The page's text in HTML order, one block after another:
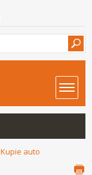
Kupie auto